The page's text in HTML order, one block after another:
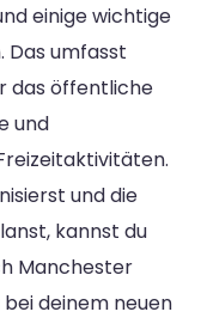
einige wichtige
Das umfasst
das öffentliche
und
und die
kannst du
Manchester
deinem neuen